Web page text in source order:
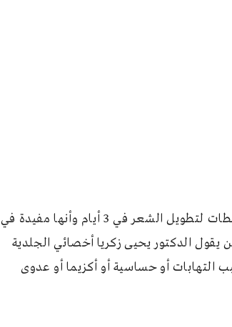
هناك العديد من الوصفات والخلطات المختلفة توجد على الإنترنت تزعم بأنها خلطات لتطويل الشعر في 3 أيام وأنها مفيدة في
الدكتور يحيى زكريا أخصائي الجلدية
التهابات أو حساسية أو أكزيما أو عدوى